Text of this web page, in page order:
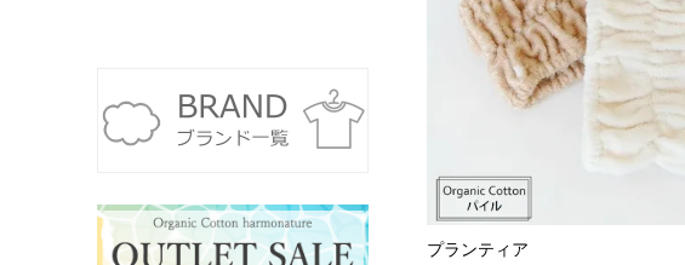
マタニティ・授乳ブラジャー
マタニティショーツchevron_right
マタ ニティ・ママ雑貨
授乳クッション・枕
プランティア